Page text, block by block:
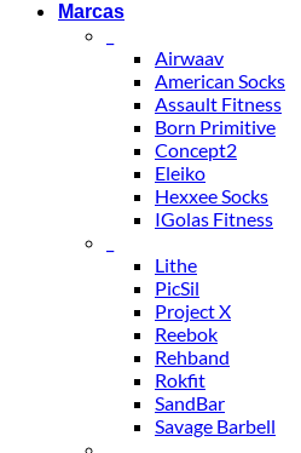
Marcas
Airwaav
American Socks
Assault Fitness
Born Primitive
Concept2
Eleiko
Hexxee Socks
IGolas Fitness
Lithe
PicSil
Project X
Reebok
Rehband
Rokfit
SandBar
Savage Barbell